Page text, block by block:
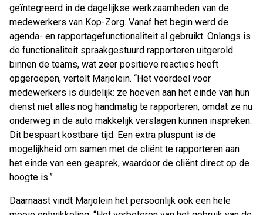
geïntegreerd in de dagelijkse werkzaamheden van de
medewerkers van Kop-Zorg. Vanaf het begin werd de
agenda- en rapportagefunctionaliteit al gebruikt. Onlangs is
de functionaliteit spraakgestuurd rapporteren uitgerold
binnen de teams, wat zeer positieve reacties heeft
opgeroepen, vertelt Marjolein. “Het voordeel voor
medewerkers is duidelijk: ze hoeven aan het einde van hun
dienst niet alles nog handmatig te rapporteren, omdat ze nu
onderweg in de auto makkelijk verslagen kunnen inspreken.
Dit bespaart kostbare tijd. Een extra pluspunt is de
mogelijkheid om samen met de cliënt te rapporteren aan
het einde van een gesprek, waardoor de cliënt direct op de
hoogte is.”
Daarnaast vindt Marjolein het persoonlijk ook een hele